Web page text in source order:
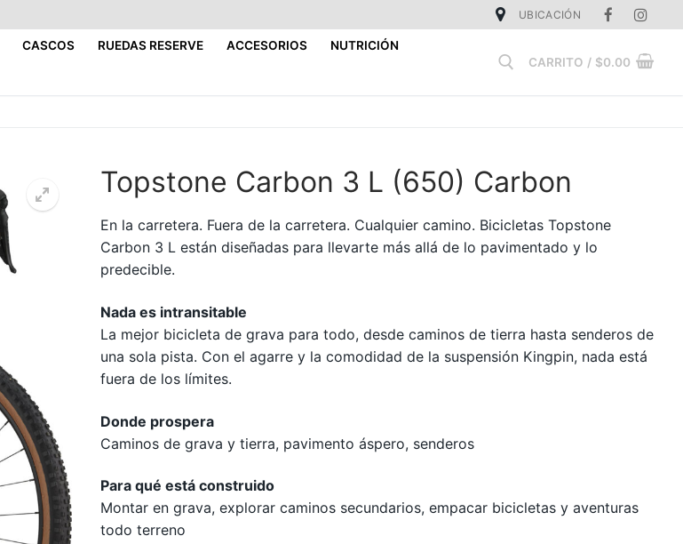
UBICACIÓN
CASCOS RUEDAS RESERVE ACCESORIOS NUTRICIÓN
CARRITO / $0.00
Topstone Carbon 3 L (650) Carbon
En la carretera. Fuera de la carretera. Cualquier camino. Bicicletas Topstone
Carbon 3 L están diseñadas para llevarte más allá de lo pavimentado y lo
predecible.
Nada es intransitable
La mejor bicicleta de grava para todo, desde caminos de tierra hasta senderos de
una sola pista. Con el agarre y la comodidad de la suspensión Kingpin, nada está
fuera de los límites.
Donde prospera
Caminos de grava y tierra, pavimento áspero, senderos
Para qué está construido
Montar en grava, explorar caminos secundarios, empacar bicicletas y aventuras
todo terreno